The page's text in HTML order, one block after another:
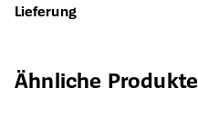
Lieferung
Produktgalerie überspringen
Ähnliche Produkte